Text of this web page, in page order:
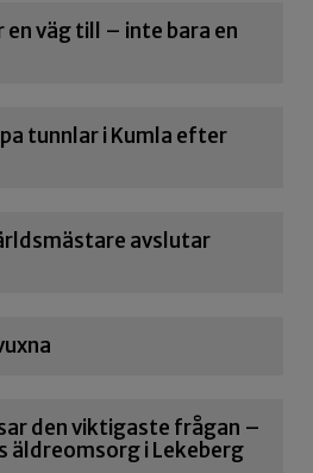
en väg till – inte bara en
tunnlar i Kumla efter
avslutar
den viktigaste frågan –
äldreomsorg i Lekeberg